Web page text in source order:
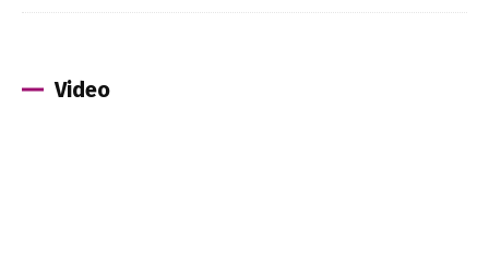
Video